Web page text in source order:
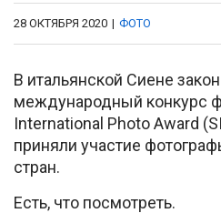
28 ОКТЯБРЯ 2020 | ФОТО
В итальянской Сиене
международный конкурс
International Photo Award
приняли участие
стран.
Есть, что посмотреть.